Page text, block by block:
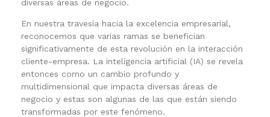
diversas áreas de negocio.
En nuestra travesía hacia la excelencia empresarial,
reconocemos que varias ramas se benefician
significativamente de esta revolución en la interacción
cliente-empresa. La inteligencia artificial (IA) se revela
entonces como un cambio profundo y
multidimensional que impacta diversas áreas de
negocio y estas son algunas de las que están siendo
transformadas por este fenómeno.